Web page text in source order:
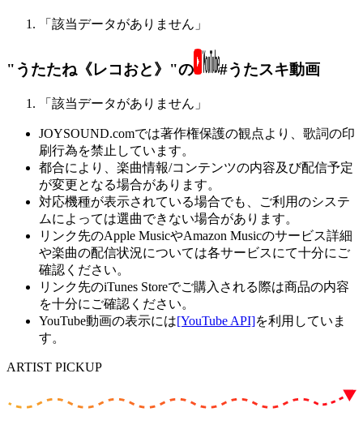
「該当データがありません」
"うたたね《レコおと》"の #うたスキ動画
「該当データがありません」
JOYSOUND.comでは著作権保護の観点より、歌詞の印
刷行為を禁止しています。
都合により、楽曲情報/コンテンツの内容及び配信予定
が変更となる場合があります。
対応機種が表示されている場合でも、ご利用のシステ
ムによっては選曲できない場合があります。
リンク先のApple MusicやAmazon Musicのサービス詳細
や楽曲の配信状況については各サービスにて十分にご
確認ください。
リンク先のiTunes Storeでご購入される際は商品の内容
を十分にご確認ください。
YouTube動画の表示には[YouTube API]を利用していま
す。
ARTIST PICKUP